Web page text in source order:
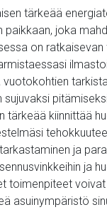
tärkeää
joka
on
kiinnittää
ja
ja
asuinympäristö